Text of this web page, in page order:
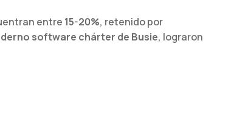
entre 15-20%, retenido por
software chárter de Busie, lograron